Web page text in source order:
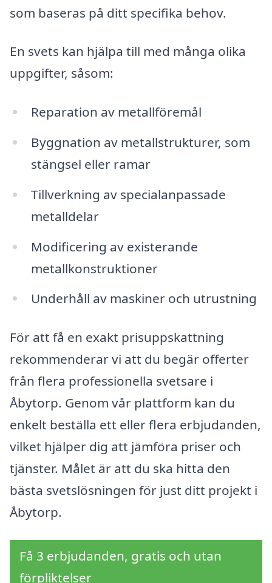
som baseras på ditt specifika behov.
En svets kan hjälpa till med många olika
uppgifter, såsom:
Reparation av metallföremål
Byggnation av metallstrukturer, som
stängsel eller ramar
Tillverkning av specialanpassade
metalldelar
Modificering av existerande
metallkonstruktioner
Underhåll av maskiner och utrustning
För att få en exakt prisuppskattning
rekommenderar vi att du begär offerter
från flera professionella svetsare i
Åbytorp. Genom vår plattform kan du
enkelt beställa ett eller flera erbjudanden,
vilket hjälper dig att jämföra priser och
tjänster. Målet är att du ska hitta den
bästa svetslösningen för just ditt projekt i
Åbytorp.
Få 3 erbjudanden, gratis och utan
förpliktelser